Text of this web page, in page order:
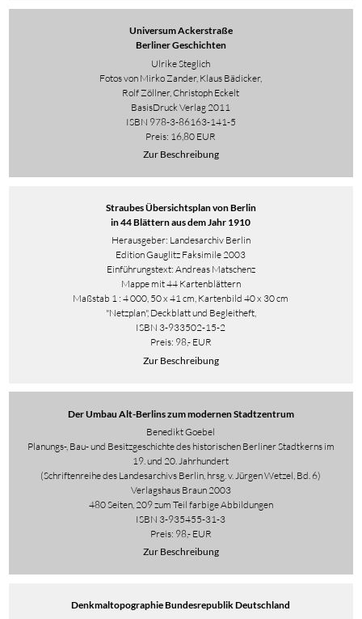
Universum Ackerstraße
Berliner Geschichten
Ulrike Steglich
Fotos von Mirko Zander, Klaus Bädicker,
Rolf Zöllner, Christoph Eckelt
BasisDruck Verlag 2011
ISBN 978-3-86163-141-5
Preis: 16,80 EUR
Zur Beschreibung
Straubes Übersichtsplan von Berlin
in 44 Blättern aus dem Jahr 1910
Herausgeber: Landesarchiv Berlin
Edition Gauglitz Faksimile 2003
Einführungstext: Andreas Matschenz
Mappe mit 44 Kartenblättern
Maßstab 1 : 4 000, 50 x 41 cm, Kartenbild 40 x 30 cm
"Netzplan", Deckblatt und Begleitheft,
ISBN 3-933502-15-2
Preis: 98,- EUR
Zur Beschreibung
Der Umbau Alt-Berlins zum modernen Stadtzentrum
Benedikt Goebel
Planungs-, Bau- und Besitzgeschichte des historischen Berliner Stadtkerns im
19. und 20. Jahrhundert
(Schriftenreihe des Landesarchivs Berlin, hrsg. v. Jürgen Wetzel, Bd. 6)
Verlagshaus Braun 2003
480 Seiten, 209 zum Teil farbige Abbildungen
ISBN 3-935455-31-3
Preis: 98,- EUR
Zur Beschreibung
Denkmaltopographie Bundesrepublik Deutschland